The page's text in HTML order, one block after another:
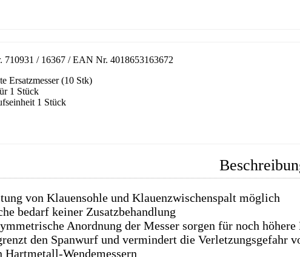
710931 / 16367 / EAN Nr. 4018653163672
Ersatzmesser (10 Stk)
1 Stück
1 Stück
von Klauensohle und Klauenzwischenspalt möglich
bedarf keiner Zusatzbehandlung
Anordnung der Messer sorgen für noch
den Spanwurf und vermindert die Verletzungsgefahr
Hartmetall-Wendemessern